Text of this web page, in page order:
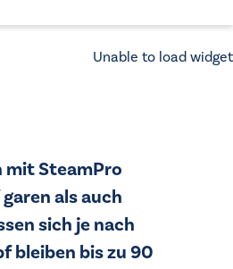
SteamPro
als auch
sich je nach
bleiben bis zu 90
Unable to load widget